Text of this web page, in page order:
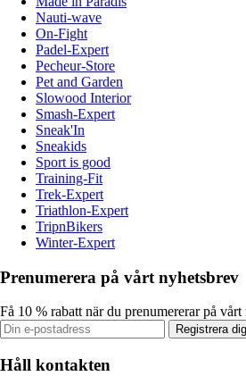
Nauti-wave
On-Fight
Padel-Expert
Pecheur-Store
Pet and Garden
Slowood Interior
Smash-Expert
Sneak'In
Sneakids
Sport is good
Training-Fit
Trek-Expert
Triathlon-Expert
TripnBikers
Winter-Expert
Prenumerera på vårt nyhetsbrev
Få 10 % rabatt när du prenumererar på vårt
Registrera dig
Håll kontakten